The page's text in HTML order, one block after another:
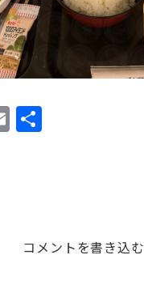
E
m
コメントを書き込む